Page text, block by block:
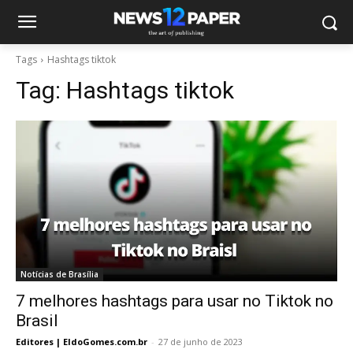
Tags Hashtags tiktok
Tag: Hashtags tiktok
Notícias de Brasília
7 melhores hashtags para usar no Tiktok no
Brasil
Editores | EldoGomes.com.br - 27 de junho de 2023